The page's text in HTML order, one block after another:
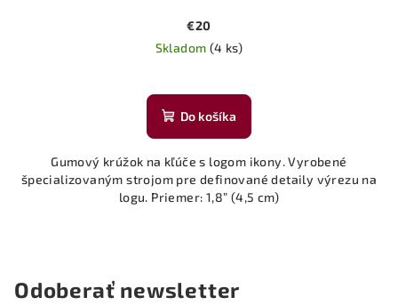
€20
Skladom (4 ks)
Do košíka
Gumový krúžok na kľúče s logom ikony. Vyrobené
špecializovaným strojom pre definované detaily výrezu na
logu. Priemer: 1,8” (4,5 cm)
Odoberať newsletter